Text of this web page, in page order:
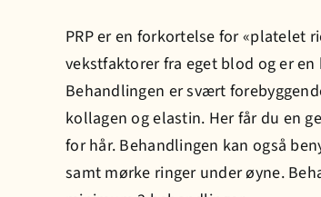
PRP er en forkortelse for «platelet
vekstfaktorer fra eget blod og er
Behandlingen er svært
kollagen og elastin. Her får du en
for hår. Behandlingen kan også
samt mørke ringer under øyne.